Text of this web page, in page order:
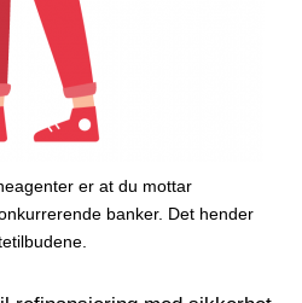
er at du mottar
banker. Det hender